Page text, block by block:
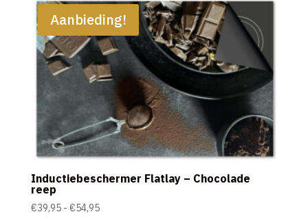
€54,95
Aanbieding!
Inductiebeschermer Flatlay – Chocolade
reep
€39,95 - €54,95Prijsklasse: